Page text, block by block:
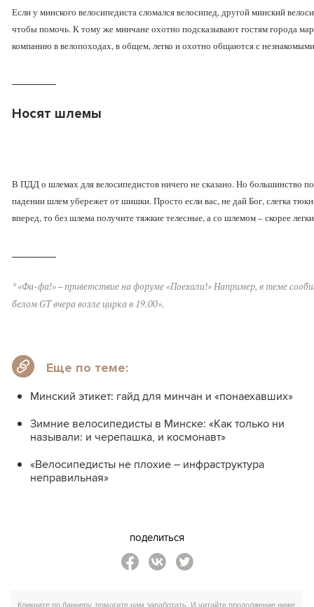
Если у минского велосипедиста сломался велосипед, другой минский
чтобы помочь. К тому же минчане охотно подсказывают гостям города
компанию в велопоходах, в общем, легко и охотно общаются с
Носят шлемы
В ПДД о шлемах для велосипедистов ничего не сказано. Но большинство
падении шлем убережет от шишки. Просто если вас, не дай Бог, слегка
вперед, то без шлема получите тяжкие телесные, а со шлемом – скорее
* «Фа-фа!» – приветствие на форуме «Поехали!» Например, в теме
белом GT вчера возле цирка в 19.00».
Еще по теме:
Минский этикет: гайд для минчан и «понаехавших»
Зимние велосипедисты в Минске: «Как только ни
называли: и черепашка, и космонавт»
«Велосипедисты не плохие – инфраструктура
неправильная»
поделиться